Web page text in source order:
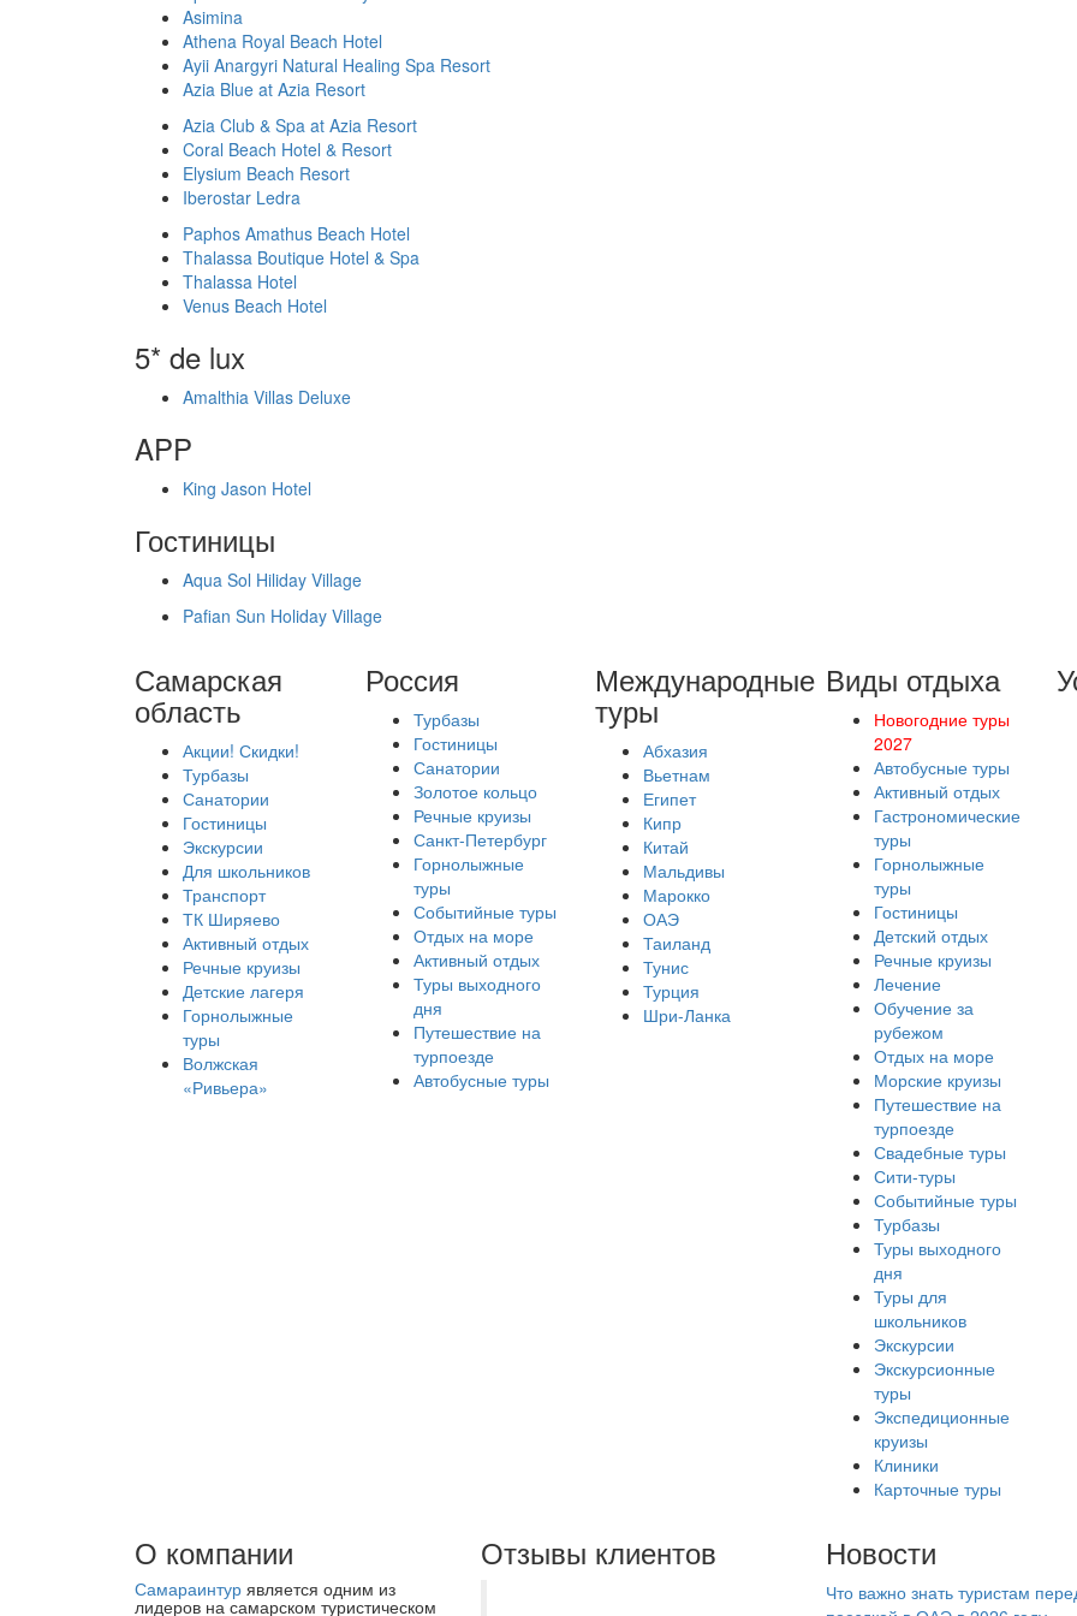
Asimina
Athena Royal Beach Hotel
Ayii Anargyri Natural Healing Spa Resort
Azia Blue at Azia Resort
Azia Club & Spa at Azia Resort
Coral Beach Hotel & Resort
Elysium Beach Resort
Iberostar Ledra
Paphos Amathus Beach Hotel
Thalassa Boutique Hotel & Spa
Thalassa Hotel
Venus Beach Hotel
5* de lux
Amalthia Villas Deluxe
APP
King Jason Hotel
Гостиницы
Aqua Sol Hiliday Village
Pafian Sun Holiday Village
Самарская
область
Акции! Скидки!
Турбазы
Санатории
Гостиницы
Экскурсии
Для школьников
Транспорт
ТК Ширяево
Активный отдых
Речные круизы
Детские лагеря
Горнолыжные
туры
Волжская
«Ривьера»
Россия
Турбазы
Гостиницы
Санатории
Золотое кольцо
Речные круизы
Санкт-Петербург
Горнолыжные
туры
Событийные туры
Отдых на море
Активный отдых
Туры выходного
дня
Путешествие на
турпоезде
Автобусные туры
Международные
туры
Абхазия
Вьетнам
Египет
Кипр
Китай
Мальдивы
Марокко
ОАЭ
Таиланд
Тунис
Турция
Шри-Ланка
Виды отдыха
Новогодние туры
2027
Автобусные туры
Активный отдых
Гастрономические
туры
Горнолыжные
туры
Гостиницы
Детский отдых
Речные круизы
Лечение
Обучение за
рубежом
Отдых на море
Морские круизы
Путешествие на
турпоезде
Свадебные туры
Сити-туры
Событийные туры
Турбазы
Туры выходного
дня
Туры для
школьников
Экскурсии
Экскурсионные
туры
Экспедиционные
круизы
Клиники
Карточные туры
О компании
Самараинтур является одним из
лидеров на самарском туристическом
Отзывы клиентов Новости
Что важно знать туристам